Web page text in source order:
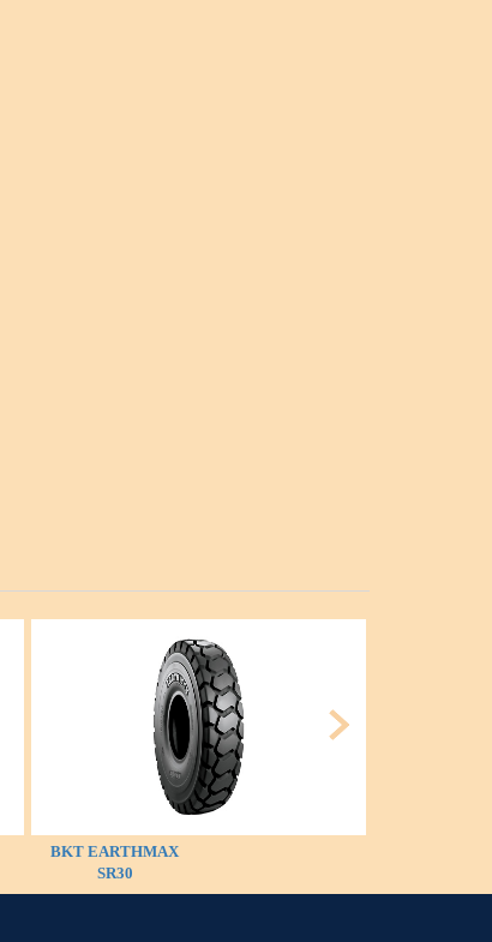
BKT EARTHMAX
SR30